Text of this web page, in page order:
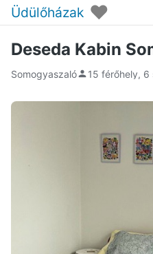
Üdülőházak ♥
Deseda Kabin
Somogyaszaló 15 férőhely, 6